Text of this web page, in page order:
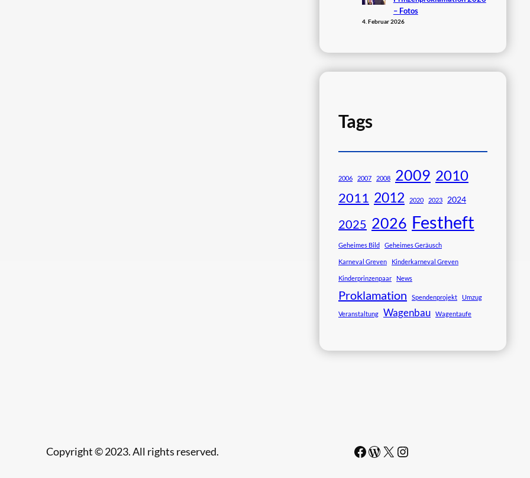
– Fotos
4. Februar 2026
Tags
2006 2007 2008 2009 2010
2011 2012 2020 2023 2024
2025 2026 Festheft
Geheimes Bild Geheimes Geräusch
Karneval Greven Kinderkarneval Greven
Kinderprinzenpaar News
Proklamation Spendenprojekt Umzug
Veranstaltung Wagenbau Wagentaufe
Copyright © 2023. All rights reserved. Facebook WordPress # Instagram